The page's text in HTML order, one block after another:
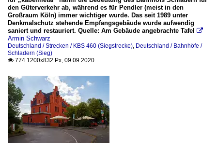
den Güterverkehr ab, während es für Pendler (meist in den
Großraum Köln) immer wichtiger wurde. Das seit 1989 unter
Denkmalschutz stehende Empfangsgebäude wurde aufwendig
saniert und restauriert. Quelle: Am Gebäude angebrachte Tafel

Armin Schwarz
Deutschland / Strecken / KBS 460 (Siegstrecke) Deutschland / Bahnhöfe /
Schladern (Sieg)
 774 1200x832 Px, 09.09.2020